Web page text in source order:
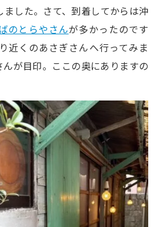
ました。さて、到着してからは沖
のとらやさんが多かったのです
近くのあさぎさんへ行ってみま
が目印。ここの奥にありますの